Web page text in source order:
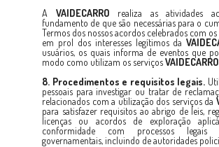
A VAIDECARRO realiza as atividades
fundamento de que são necessárias para o
Termos dos nossos acordos celebrados com
em prol dos interesses legítimos da
usuários, os quais informa de eventos que
modo como utilizam os serviçosVAIDECARRO
8. Procedimentos e requisitos legais.
pessoais para investigar ou tratar de
relacionados com a utilização dos serviços da
para satisfazer requisitos ao abrigo de leis,
licenças ou acordos de exploração
conformidade com processos legais
governamentais, incluindo de autoridades